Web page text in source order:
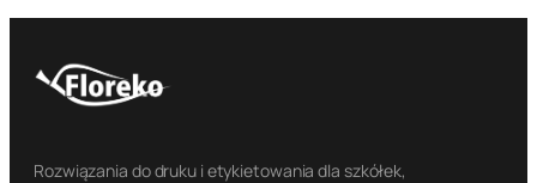
Rozwiązania do druku i etykietowania dla szkółek,